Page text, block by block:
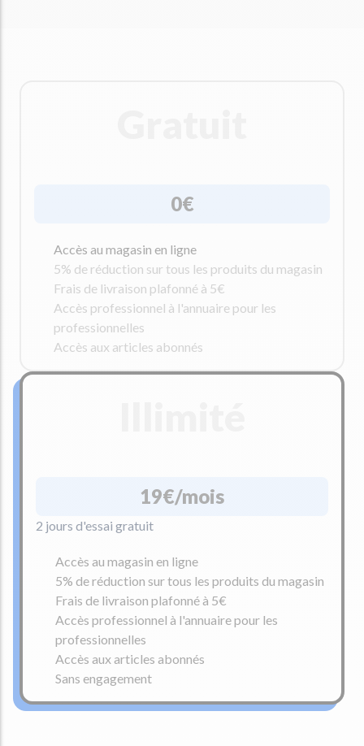
0€
Accès au magasin en ligne
5% de réduction sur tous les produits du magasin
Frais de livraison plafonné à 5€
Accès professionnel à l'annuaire pour les
professionnelles
Accès aux articles abonnés
19€/mois
2 jours d'essai gratuit
Accès au magasin en ligne
5% de réduction sur tous les produits du magasin
Frais de livraison plafonné à 5€
Accès professionnel à l'annuaire pour les
professionnelles
Accès aux articles abonnés
Sans engagement